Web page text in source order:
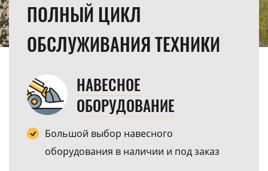
ПОЛНЫЙ ЦИКЛ
ОБСЛУЖИВАНИЯ ТЕХНИКИ
НАВЕСНОЕ
ОБОРУДОВАНИЕ
Большой выбор навесного
оборудования в наличии и под заказ